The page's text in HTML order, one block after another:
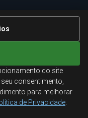
para empresas
do site
consentimento,
para melhorar
de Privacidade